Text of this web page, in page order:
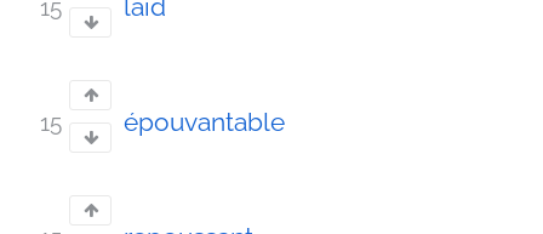
15 laid
15 épouvantable